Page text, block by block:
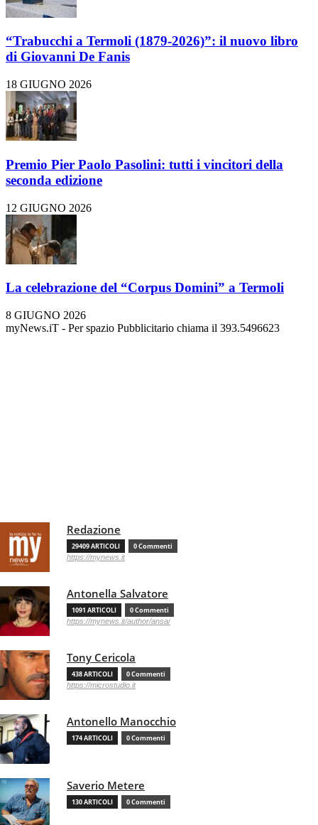
“Trabucchi a Termoli (1879-2026)”: il nuovo libro
di Giovanni De Fanis
18 GIUGNO 2026
Premio Pier Paolo Pasolini: tutti i vincitori della
seconda edizione
12 GIUGNO 2026
La celebrazione del “Corpus Domini” a Termoli
8 GIUGNO 2026
myNews.iT - Per spazio Pubblicitario chiama il 393.5496623
Redazione
29409 ARTICOLI 0 Commenti
https://mynews.it
Antonella Salvatore
1091 ARTICOLI 0 Commenti
https://mynews.it/author/ansa/
Tony Cericola
438 ARTICOLI 0 Commenti
https://microstudio.it
Antonello Manocchio
174 ARTICOLI 0 Commenti
Saverio Metere
130 ARTICOLI 0 Commenti